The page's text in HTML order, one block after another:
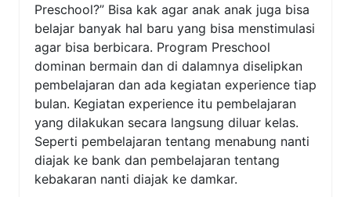
Preschool?” Bisa kak agar anak anak juga bisa
belajar banyak hal baru yang bisa menstimulasi
agar bisa berbicara. Program Preschool
dominan bermain dan di dalamnya diselipkan
pembelajaran dan ada kegiatan experience tiap
bulan. Kegiatan experience itu pembelajaran
yang dilakukan secara langsung diluar kelas.
Seperti pembelajaran tentang menabung nanti
diajak ke bank dan pembelajaran tentang
kebakaran nanti diajak ke damkar.